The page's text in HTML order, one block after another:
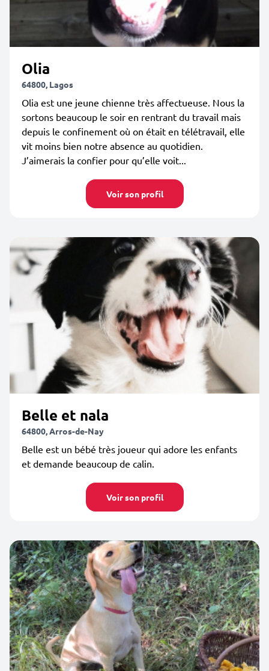
Olia
64800, Lagos
Olia est une jeune chienne très affectueuse. Nous la
sortons beaucoup le soir en rentrant du travail mais
depuis le confinement où on était en télétravail, elle
vit moins bien notre absence au quotidien.
J’aimerais la confier pour qu’elle voit...
Voir son profil
Belle et nala
64800, Arros-de-Nay
Belle est un bébé très joueur qui adore les enfants
et demande beaucoup de calin.
Voir son profil